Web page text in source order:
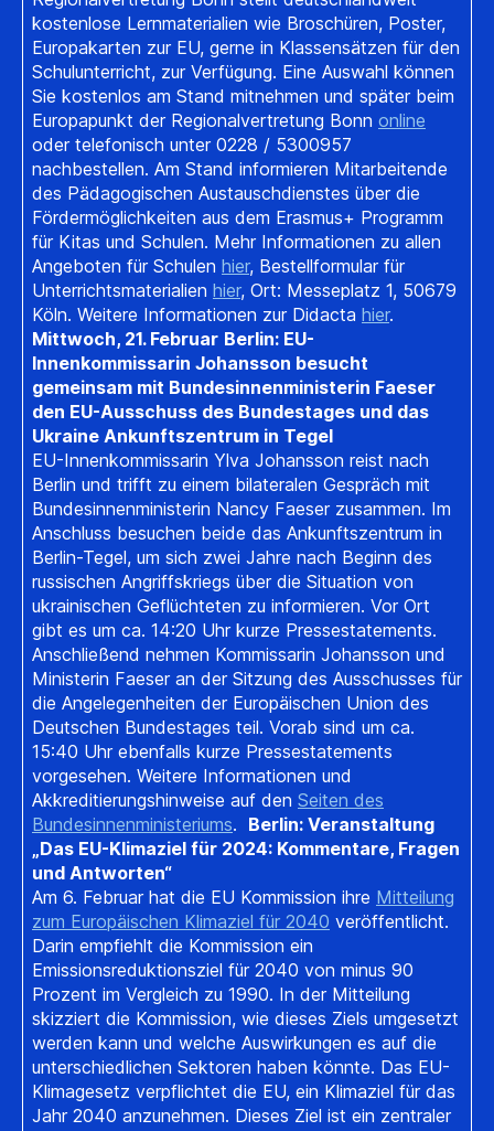
kostenlose Lernmaterialien wie Broschüren, Poster,
Europakarten zur EU, gerne in Klassensätzen für den
Schulunterricht, zur Verfügung. Eine Auswahl können
Sie kostenlos am Stand mitnehmen und später beim
Europapunkt der Regionalvertretung Bonn online
oder telefonisch unter 0228 / 5300957
nachbestellen. Am Stand informieren Mitarbeitende
des Pädagogischen Austauschdienstes über die
Fördermöglichkeiten aus dem Erasmus+ Programm
für Kitas und Schulen. Mehr Informationen zu allen
Angeboten für Schulen hier, Bestellformular für
Unterrichtsmaterialien hier, Ort: Messeplatz 1, 50679
Köln. Weitere Informationen zur Didacta hier.
Mittwoch, 21. Februar Berlin: EU-
Innenkommissarin Johansson besucht
gemeinsam mit Bundesinnenministerin Faeser
den EU-Ausschuss des Bundestages und das
Ukraine Ankunftszentrum in Tegel
EU-Innenkommissarin Ylva Johansson reist nach
Berlin und trifft zu einem bilateralen Gespräch mit
Bundesinnenministerin Nancy Faeser zusammen. Im
Anschluss besuchen beide das Ankunftszentrum in
Berlin-Tegel, um sich zwei Jahre nach Beginn des
russischen Angriffskriegs über die Situation von
ukrainischen Geflüchteten zu informieren. Vor Ort
gibt es um ca. 14:20 Uhr kurze Pressestatements.
Anschließend nehmen Kommissarin Johansson und
Ministerin Faeser an der Sitzung des Ausschusses für
die Angelegenheiten der Europäischen Union des
Deutschen Bundestages teil. Vorab sind um ca.
15:40 Uhr ebenfalls kurze Pressestatements
vorgesehen. Weitere Informationen und
Akkreditierungshinweise auf den Seiten des
Bundesinnenministeriums. Berlin: Veranstaltung
„Das EU-Klimaziel für 2024: Kommentare, Fragen
und Antworten“
Am 6. Februar hat die EU Kommission ihre Mitteilung
zum Europäischen Klimaziel für 2040 veröffentlicht.
Darin empfiehlt die Kommission ein
Emissionsreduktionsziel für 2040 von minus 90
Prozent im Vergleich zu 1990. In der Mitteilung
skizziert die Kommission, wie dieses Ziels umgesetzt
werden kann und welche Auswirkungen es auf die
unterschiedlichen Sektoren haben könnte. Das EU-
Klimagesetz verpflichtet die EU, ein Klimaziel für das
Jahr 2040 anzunehmen. Dieses Ziel ist ein zentraler